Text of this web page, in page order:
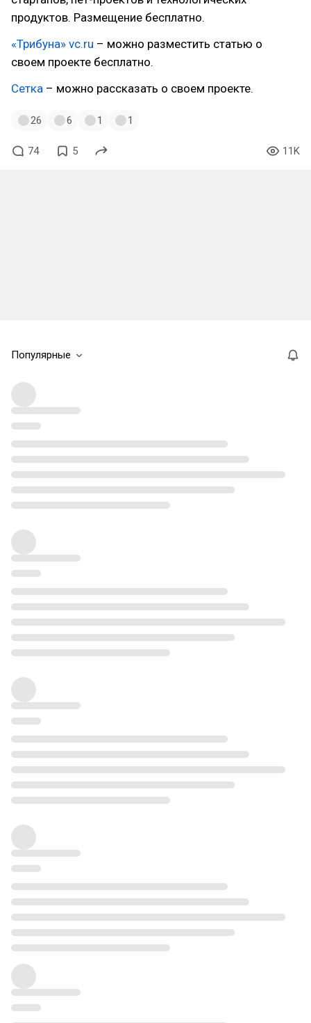
продуктов. Размещение бесплатно.
«Трибуна» vc.ru – можно разместить статью о
своем проекте бесплатно.
Сетка – можно рассказать о своем проекте.
26 6 1 1
74 5 11K
Популярные